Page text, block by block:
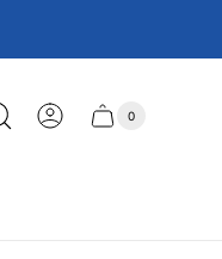
Schublade
Anzahl
0